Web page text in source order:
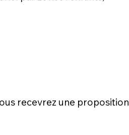
recevrez une proposition